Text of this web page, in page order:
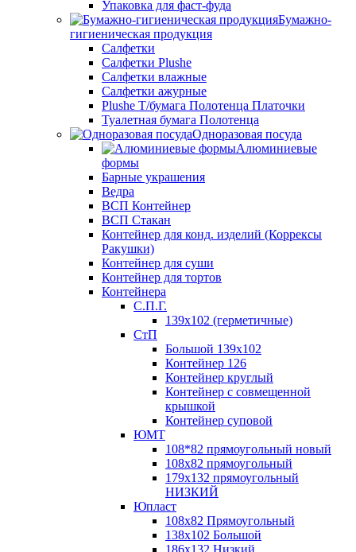
Упаковка для фаст-фуда
Бумажно-
гигиеническая продукция
Салфетки
Салфетки Plushe
Салфетки влажные
Салфетки ажурные
Plushe Т/бумага Полотенца Платочки
Туалетная бумага Полотенца
Одноразовая посуда
Алюминиевые
формы
Барные украшения
Ведра
ВСП Контейнер
ВСП Стакан
Контейнер для конд. изделий (Коррексы
Ракушки)
Контейнер для суши
Контейнер для тортов
Контейнера
С.П.Г.
139х102 (герметичные)
СтП
Большой 139х102
Контейнер 126
Контейнер круглый
Контейнер с совмещенной
крышкой
Контейнер суповой
ЮМТ
108*82 прямоугольный новый
108х82 прямоугольный
179х132 прямоугольный
НИЗКИЙ
Юпласт
108х82 Прямоугольный
138х102 Большой
186х132 Низкий